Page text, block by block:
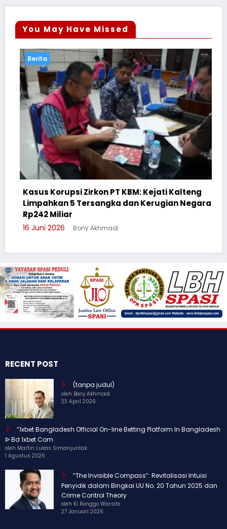
You May Have Missed
Zirkon PT KBM: Kejati Kalteng
Tersangka dan Kerugian Negara
Bony Akhmadi
Berita
Cegah
RECENT POST
(tanpa judul)
oleh Bony Akhmadi
23 April 2026
“1xbet Bangladesh Official On-line Betting Platform In Bangladesh
ᐉ Bd 1xbet Com
oleh Martin Lukas Simanjuntak
1 Agustus 2026
“The Invisible Compass”: Revitalisasi Intuisi
Penyidik dalam Bingkai UU No. 20 Tahun 2025 dan
Crime Control Theory
oleh Ki Ronggo Warsito
27 Januari 2026